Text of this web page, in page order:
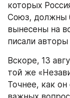
которых
Союз, должны
вынесены на
писали
Вскоре, 13
той же
Точнее, как